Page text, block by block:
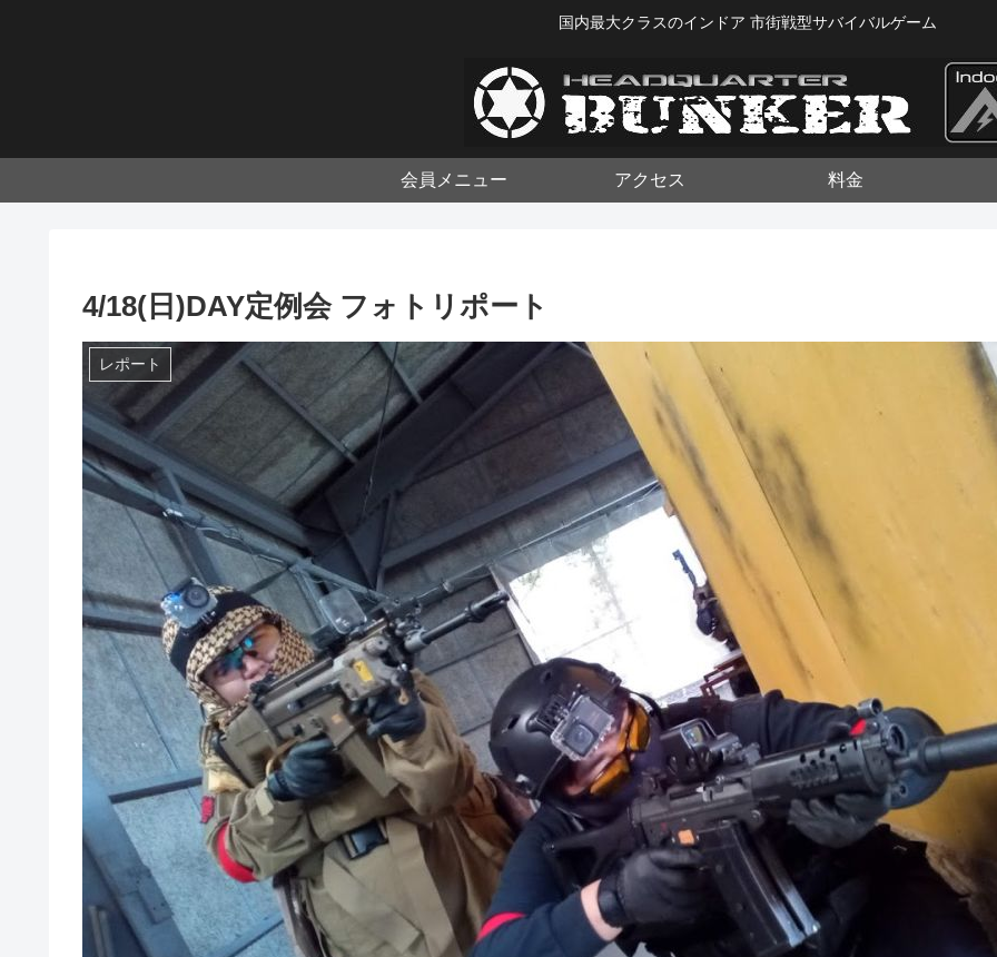
国内最大クラスのインドア 市街戦型サバイバルゲーム
会員メニュー アクセス 料金
4/18(日)DAY定例会 フォトリポート
レポート